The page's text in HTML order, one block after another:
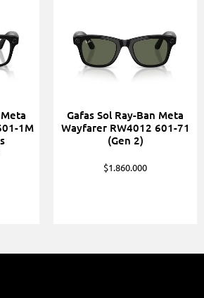
1M
Gafas Sol Ray-Ban Meta
Wayfarer RW4012 601-71
(Gen 2)
$1.860.000